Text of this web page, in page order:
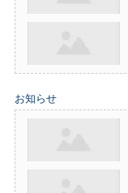
お知らせ